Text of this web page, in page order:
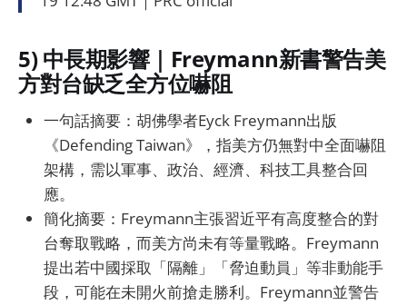
5) 中長期影響｜Freymann新書警告美
方對台缺乏全方位嚇阻
一句話摘要：胡佛學者Eyck Freymann出版
《Defending Taiwan》，指美方仍無對中全面嚇阻
架構，需以軍事、政治、經濟、科技工具整合回
應。
簡化摘要：Freymann主張習近平有高度整合的對
台奪取戰略，而美方尚未有等量戰略。Freymann
提出若中國採取「隔離」「脅迫動員」等非動能手
段，可能在未開火前搶走勝利。Freymann並警告